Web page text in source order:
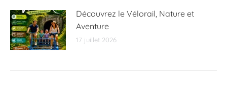
Découvrez le Vélorail, Nature et
Aventure
17 juillet 2026